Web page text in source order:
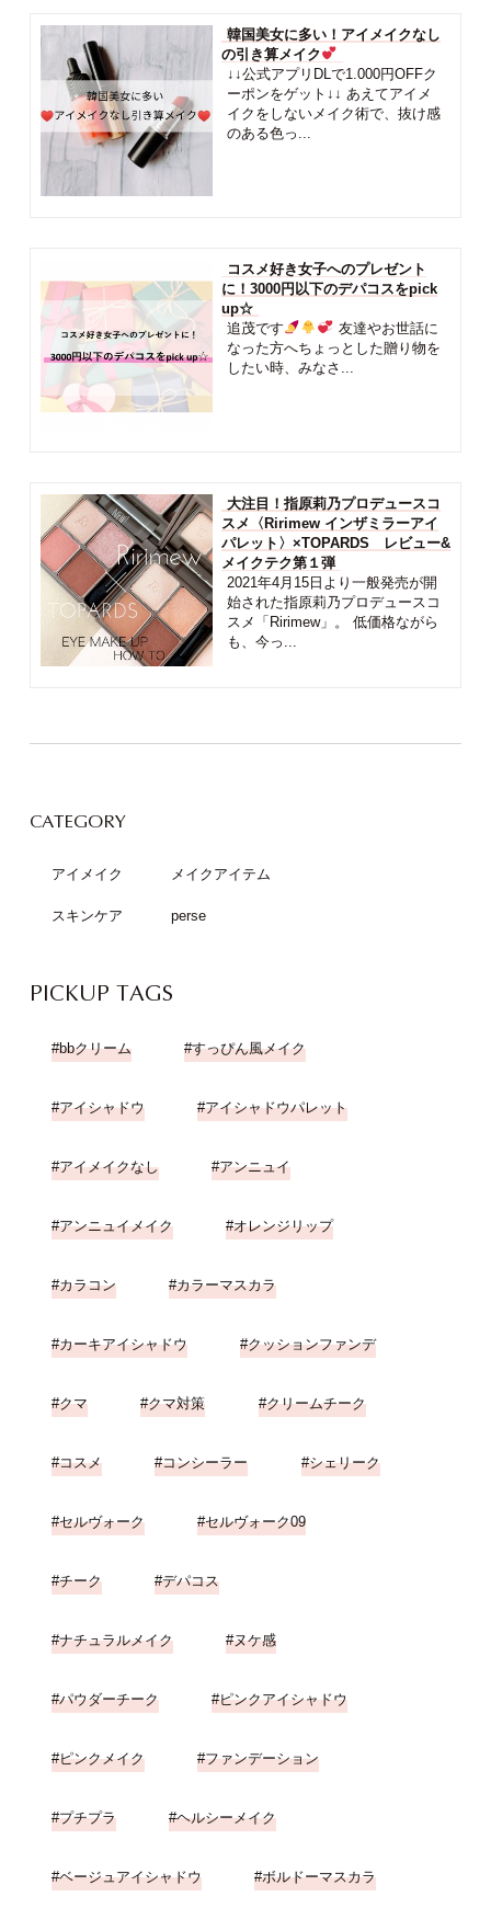
韓国美女に多い！アイメイクなし
の引き算メイク
↓↓公式アプリDLで1.000円OFFク
ーポンをゲット↓↓ あえてアイメ
イクをしないメイク術で、抜け感
のある色っ...
コスメ好き女子へのプレゼント
に！3000円以下のデパコスをpick
up☆
追茂です
友達やお世話に
なった方へちょっとした贈り物を
したい時、みなさ...
大注目！指原莉乃プロデュースコ
スメ〈Ririmew インザミラーアイ
パレット〉×TOPARDS レビュー&
メイクテク第１弾
2021年4月15日より一般発売が開
始された指原莉乃プロデュースコ
スメ「Ririmew」。 低価格ながら
も、今っ...
CATEGORY
アイメイク メイクアイテム
スキンケア perse
PICKUP TAGS
bbクリーム すっぴん風メイク
アイシャドウ アイシャドウパレット
アイメイクなし アンニュイ
アンニュイメイク オレンジリップ
カラコン カラーマスカラ
カーキアイシャドウ クッションファンデ
クマ クマ対策 クリームチーク
コスメ コンシーラー シェリーク
セルヴォーク セルヴォーク09
チーク デパコス
ナチュラルメイク ヌケ感
パウダーチーク ピンクアイシャドウ
ピンクメイク ファンデーション
プチプラ ヘルシーメイク
ベージュアイシャドウ ボルドーマスカラ